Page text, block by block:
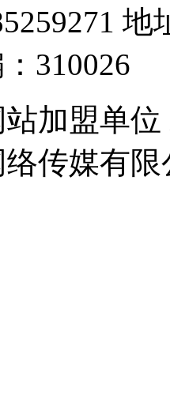
310026
加盟单
传媒有限